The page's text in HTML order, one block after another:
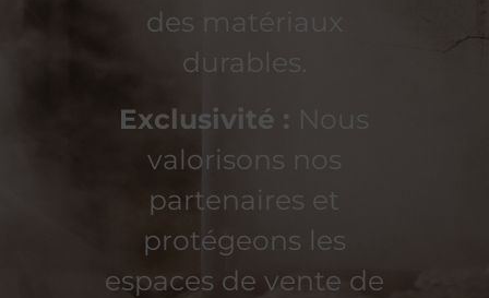
des matériaux
durables.
Exclusivité : Nous
valorisons nos
partenaires et
protégeons les
espaces de vente de